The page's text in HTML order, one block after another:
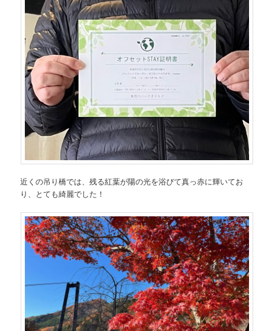
近くの吊り橋では、残る紅葉が陽の光を浴びて真っ赤に輝いてお
り、とても綺麗でした！